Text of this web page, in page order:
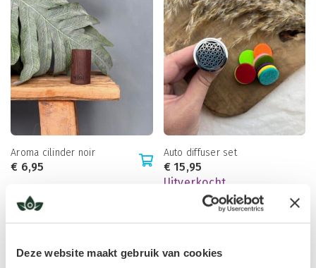
Deze website maakt gebruik van cookies
Aroma cilinder noir
€ 6,95
Auto diffuser set
€15,95
Uitverkocht